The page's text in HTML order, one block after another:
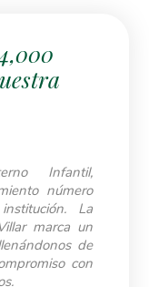
Infantil,
número
La
marca un
de
con